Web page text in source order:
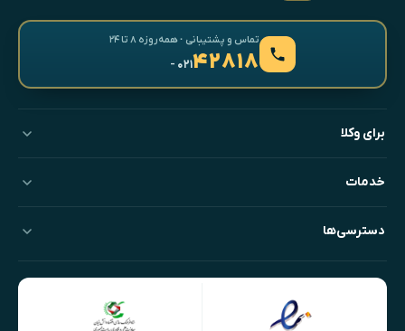
تماس و پشتیبانی · همه‌روزه ۸ تا ۲۴
۴۲۸۱۸- ۰۲۱
برای وکلا
خدمات
دسترسی‌ها